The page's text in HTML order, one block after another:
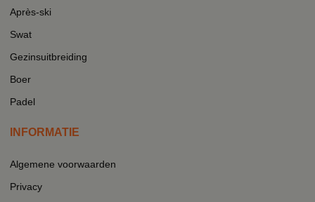
Après-ski
Swat
Gezinsuitbreiding
Boer
Padel
INFORMATIE
Algemene voorwaarden
Privacy